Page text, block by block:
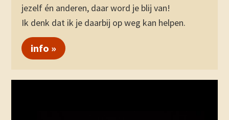
jezelf én anderen, daar word je blij van!
Ik denk dat ik je daarbij op weg kan helpen.
info »